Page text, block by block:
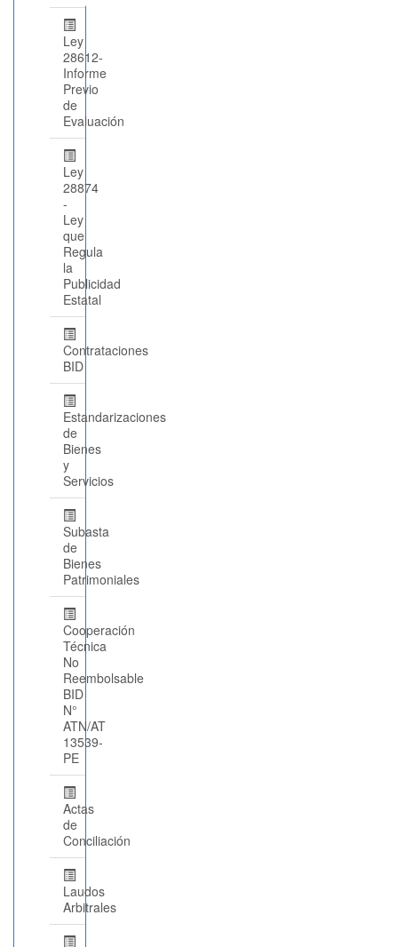
Ley
28612-
Informe
Previo
de
Evaluación
Ley
28874
-
Ley
que
Regula
la
Publicidad
Estatal
Contrataciones
BID
Estandarizaciones
de
Bienes
y
Servicios
Subasta
de
Bienes
Patrimoniales
Cooperación
Técnica
No
Reembolsable
BID
N°
ATN/AT
13539-
PE
Actas
de
Conciliación
Laudos
Arbitrales